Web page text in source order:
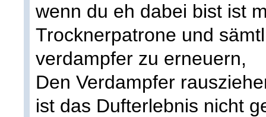
wenn du eh dabei bist ist
Trocknerpatrone und
verdampfer zu erneuern,
Den Verdampfer
ist das Dufterlebnis nicht